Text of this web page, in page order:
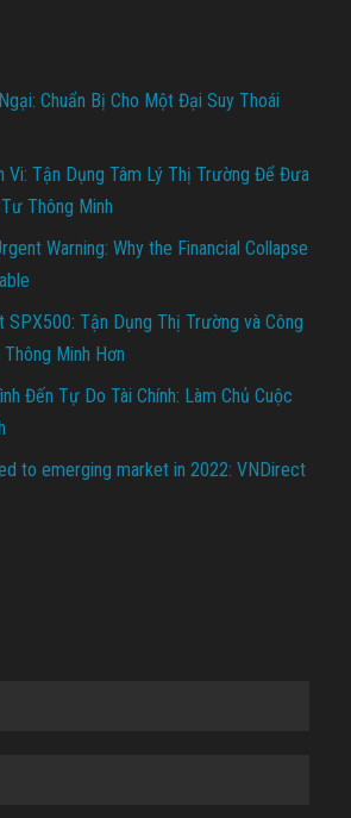
Chuẩn Bị Cho Một Đại Suy Thoái
Vi: Tận Dụng Tâm Lý Thị Trường Để Đưa
Thông Minh
Warning: Why the Financial Collapse
SPX500: Tận Dụng Thị Trường và Công
Minh Hơn
Đến Tự Do Tài Chính: Làm Chủ Cuộc
to emerging market in 2022: VNDirect